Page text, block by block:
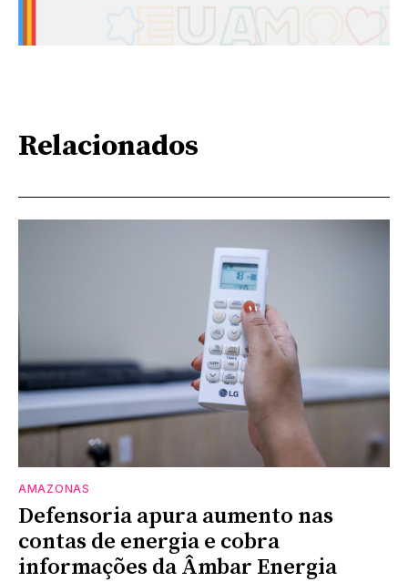
Relacionados
AMAZONAS
Defensoria apura aumento nas
contas de energia e cobra
informações da Âmbar Energia